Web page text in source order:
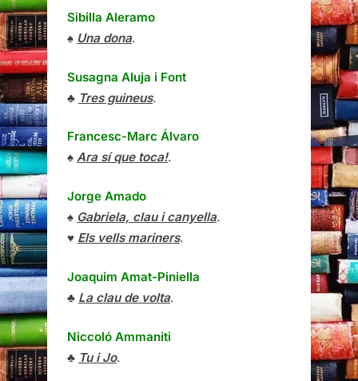
Sibilla Aleramo
♠ Una dona.
Susagna Aluja i Font
♣ Tres guineus.
Francesc-Marc Álvaro
♠ Ara sí que toca!.
Jorge Amado
♠ Gabriela, clau i canyella.
♥ Els vells mariners.
Joaquim Amat-Piniella
♣ La clau de volta.
Niccoló Ammaniti
♣ Tu i Jo.